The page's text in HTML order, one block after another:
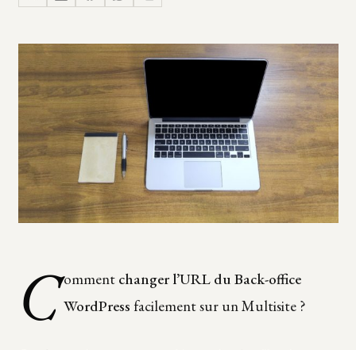
C omment changer l’URL du Back-office
WordPress facilement sur un Multisite ?